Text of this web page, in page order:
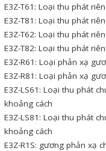
E3Z-T61: Loại thu phát
E3Z-T81: Loại thu phát
E3Z-T62: Loại thu phát
E3Z-T82: Loại thu phát
E3Z-R61: Loại phản xạ
E3Z-R81: Loại phản xạ
E3Z-LS61: Loại thu phát
khoảng cách
E3Z-LS81: Loại thu phát
khoảng cách
E3Z-R1S: gương phản xạ
Biến tần
Máy tính công
Motor Servo /
Cáp lập trình PLC -
Servo
Cân Điện Tử
Thiết bị thu thập dữ